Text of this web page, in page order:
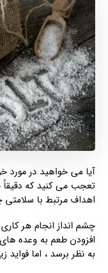
آیا می خواهید در مورد
تعجب می کنید که دقیقاً
اهداف مرتبط با
چشم انداز انجام هر
افزودن طعم به وعده
به نظر برسد ، اما فواید